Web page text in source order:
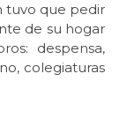
tuvo que pedir
de su hogar
despensa,
colegiaturas